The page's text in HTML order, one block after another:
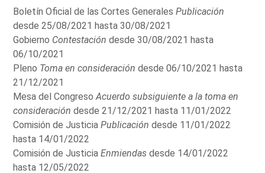
Boletín Oficial de las Cortes GeneralesPublicación
desde 25/08/2021 hasta 30/08/2021
Gobierno Contestación desde 30/08/2021 hasta
06/10/2021
Pleno Toma en consideración desde 06/10/2021 hasta
21/12/2021
Mesa del CongresoAcuerdo subsiguiente a la toma en
consideración desde 21/12/2021 hasta 11/01/2022
Comisión de JusticiaPublicación desde 11/01/2022
hasta 14/01/2022
Comisión de JusticiaEnmiendas desde 14/01/2022
hasta 12/05/2022